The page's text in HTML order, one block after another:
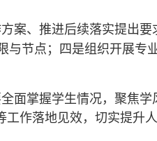
案、推进后续落实提出
节点；四是组织开展
面掌握学生情况，聚焦
作落地见效，切实提升人